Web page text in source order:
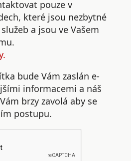
pouze v
které jsou nezbytné
a jsou ve Vašem
bude Vám zaslán e-
informacemi a náš
brzy zavolá aby se
postupu.